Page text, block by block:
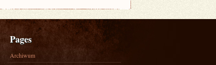
Pages
Archiwum